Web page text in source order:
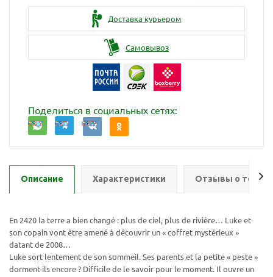
Доставка курьером
Самовывоз
Поделиться в социальных сетях:
Описание Характеристики Отзывы о
En 2420 la terre a bien changé : plus de ciel, plus de rivière… Luke et
son copain vont être amené à découvrir un « coffret mystérieux »
datant de 2008…
Luke sort lentement de son sommeil. Ses parents et la petite « peste »
dorment-ils encore ? Difficile de le savoir pour le moment. Il ouvre un